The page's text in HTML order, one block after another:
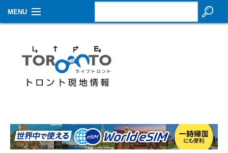
MENU
生活情報
その他
イベントカレンダー
About Us